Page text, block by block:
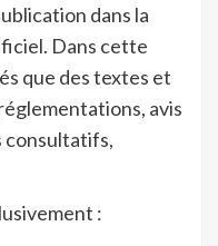
dans la
Dans cette
que des textes et
avis
consultatifs,
: